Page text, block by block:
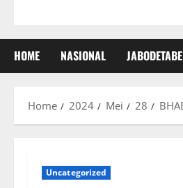
HOME NASIONAL
Home 2024 Mei 28
Uncategorized